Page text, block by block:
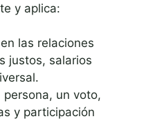
y aplica:
las relaciones
justos, salarios
un voto,
y participación